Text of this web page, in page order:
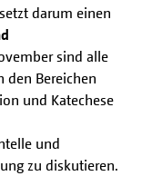
setzt darum einen
sind alle
den Bereichen
und Katechese
und
zu diskutieren.